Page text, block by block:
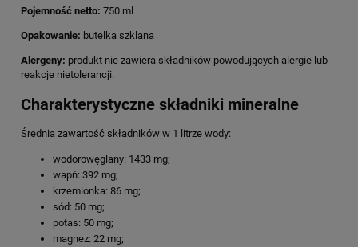
Pojemność netto: 750 ml
Opakowanie: butelka szklana
Alergeny: produkt nie zawiera składników powodujących alergie lub
reakcje nietolerancji.
Charakterystyczne składniki mineralne
Średnia zawartość składników w 1 litrze wody:
wodorowęglany: 1433 mg;
wapń: 392 mg;
krzemionka: 86 mg;
sód: 50 mg;
potas: 50 mg;
magnez: 22 mg;